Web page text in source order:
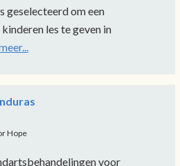
geselecteerd om een
les te geven in
Hope
voor